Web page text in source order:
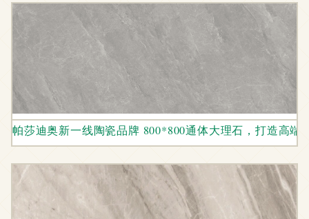
帕莎迪奥新一线陶瓷品牌 800*800通体大理石，打造高端